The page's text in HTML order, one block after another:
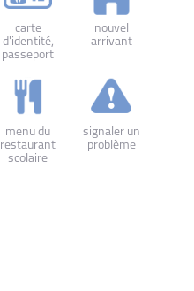
carte
d'identité,
passeport
nouvel
arrivant
menu du
restaurant
scolaire
signaler un
problème